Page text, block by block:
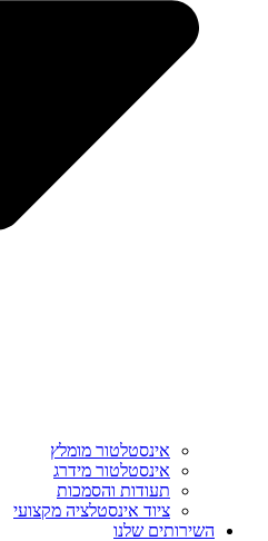
אינסטלטור מומלץ
אינסטלטור מידרג
תעודות והסמכות
ציוד אינסטלציה מקצועי
השירותים שלנו